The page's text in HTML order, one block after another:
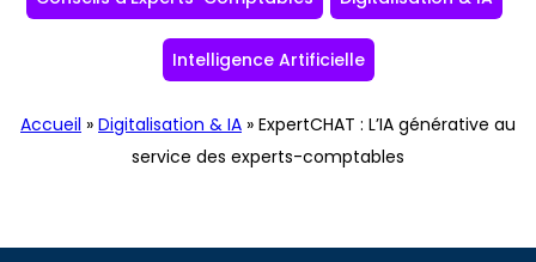
Intelligence Artificielle
Accueil » Digitalisation & IA » ExpertCHAT : L’IA générative au
service des experts-comptables